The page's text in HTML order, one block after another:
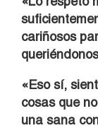
cariñosos
«Eso sí,
cosas que
una sana